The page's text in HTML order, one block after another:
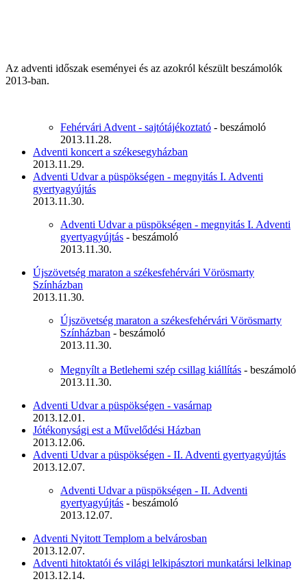
Az adventi időszak eseményei és az azokról készült beszámolók
2013-ban.
Fehérvári Advent - sajtótájékoztató - beszámoló
2013.11.28.
Adventi koncert a székesegyházban
2013.11.29.
Adventi Udvar a püspökségen - megnyitás I. Adventi
gyertyagyújtás
2013.11.30.
Adventi Udvar a püspökségen - megnyitás I. Adventi
gyertyagyújtás - beszámoló
2013.11.30.
Újszövetség maraton a székesfehérvári Vörösmarty
Színházban
2013.11.30.
Újszövetség maraton a székesfehérvári Vörösmarty
Színházban - beszámoló
2013.11.30.
Megnyílt a Betlehemi szép csillag kiállítás - beszámoló
2013.11.30.
Adventi Udvar a püspökségen - vasárnap
2013.12.01.
Jótékonysági est a Művelődési Házban
2013.12.06.
Adventi Udvar a püspökségen - II. Adventi gyertyagyújtás
2013.12.07.
Adventi Udvar a püspökségen - II. Adventi
gyertyagyújtás - beszámoló
2013.12.07.
Adventi Nyitott Templom a belvárosban
2013.12.07.
Adventi hitoktatói és világi lelkipásztori munkatársi lelkinap
2013.12.14.